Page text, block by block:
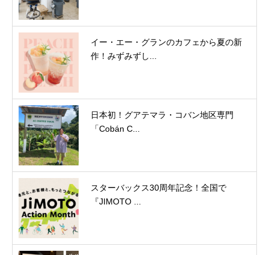
イー・エー・グランのカフェから夏の新
作！みずみずし...
日本初！グアテマラ・コバン地区専門
「Cobán C...
スターバックス30周年記念！全国で
『JIMOTO ...